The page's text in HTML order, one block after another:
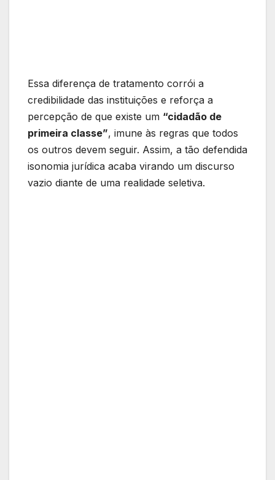
Essa diferença de tratamento corrói a
credibilidade das instituições e reforça a
percepção de que existe um “cidadão de
primeira classe”, imune às regras que todos
os outros devem seguir. Assim, a tão defendida
isonomia jurídica acaba virando um discurso
vazio diante de uma realidade seletiva.